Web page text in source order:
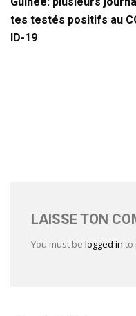
tes testés positifs au
ID-19
LAISSE TON
You must be logged in to